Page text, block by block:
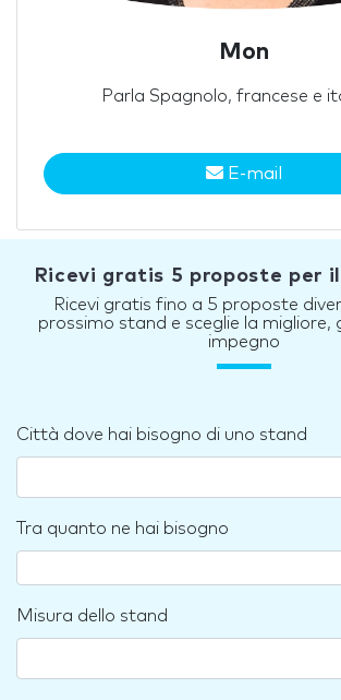
Mon
Parla Spagnolo, francese e
E-mail
Ricevi gratis 5 proposte per
Ricevi gratis fino a 5 proposte
prossimo stand e sceglie la migliore,
impegno
Città dove hai bisogno di uno stand
Tra quanto ne hai bisogno
Misura dello stand